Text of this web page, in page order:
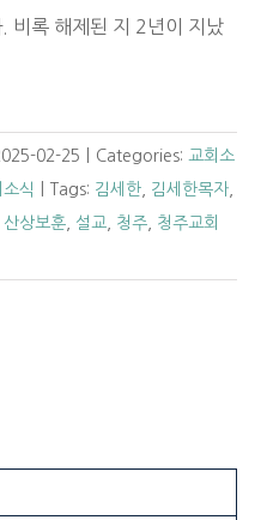
비록 해제된 지 2년이 지났
02-25 Categories: 교회소
식 Tags: 김세한 김세한목자
산상보훈 설교 청주
청주교회